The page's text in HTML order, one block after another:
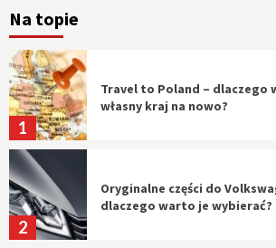
Na topie
5
1
Travel to Poland – dlaczego
własny kraj na nowo?
2
Oryginalne części do
dlaczego warto je wybierać?